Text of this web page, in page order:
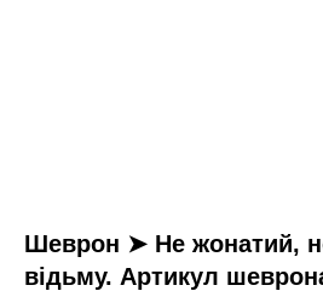
Шеврон ➤ Не жонатий,
відьму. Артикул